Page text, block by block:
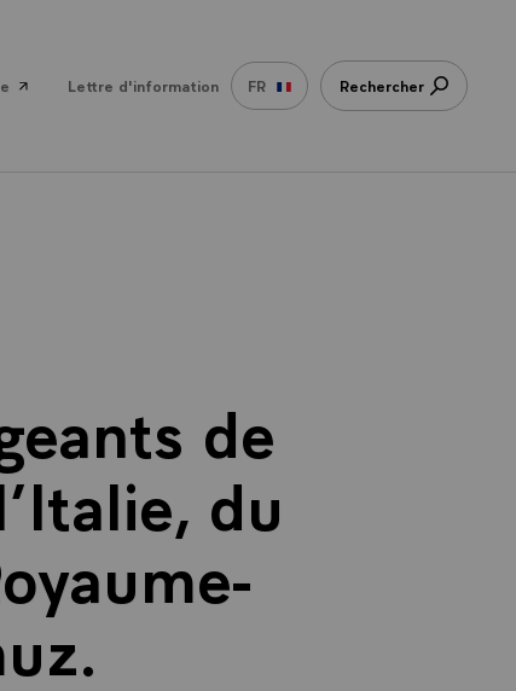
Lettre d'information FR Rechercher
de
du